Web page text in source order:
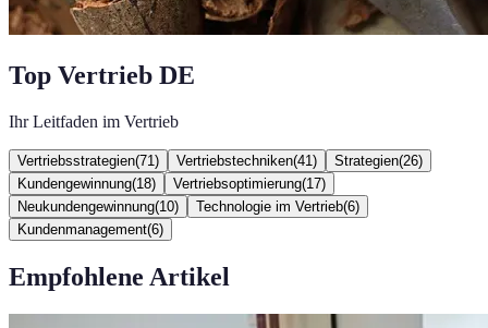
Top Vertrieb DE
Ihr Leitfaden im Vertrieb
Vertriebsstrategien(71 ) Vertriebstechniken(41 ) Strategien(26)
Kundengewinnung(18) Vertriebsoptimierung(17)
Neukundengewinnung(10) Technologie im Vertrieb(6)
Kundenmanagement(6)
Empfohlene Artikel